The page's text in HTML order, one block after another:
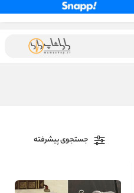
جستجوی پیشرفته